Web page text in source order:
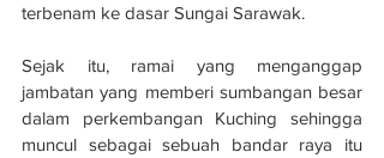
terbenam ke dasar Sungai Sarawak.
Sejak itu, ramai yang menganggap
jambatan yang memberi sumbangan besar
dalam perkembangan Kuching sehingga
muncul sebagai sebuah bandar raya itu